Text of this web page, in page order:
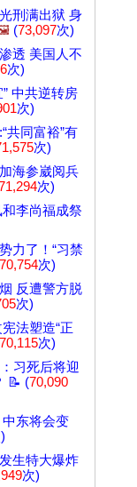
刑满出狱 身
(73,097次)
透 美国人不
次)
中共逆转房
次)
共同富裕”有
次)
海参崴阅兵
次)
李尚福成祭
力了！“习禁
70,754次)
反遭警方脱
次)
法塑造“正
70,115次)
习死后将迎
📝 (70,090
东将会变
生特大爆炸
次)